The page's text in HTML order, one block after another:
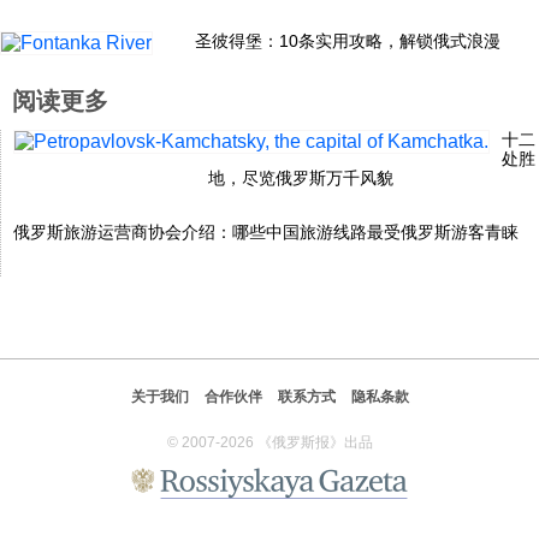
圣彼得堡：10条实用攻略，解锁俄式浪漫
阅读更多
十二
处胜
地，尽览俄罗斯万千风貌
俄罗斯旅游运营商协会介绍：哪些中国旅游线路最受俄罗斯游客青睐
关于我们 合作伙伴 联系方式 隐私条款
© 2007-2026 《俄罗斯报》出品